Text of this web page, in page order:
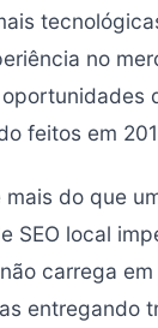
no
feitos em
mais do que
SEO local
carrega
entregando